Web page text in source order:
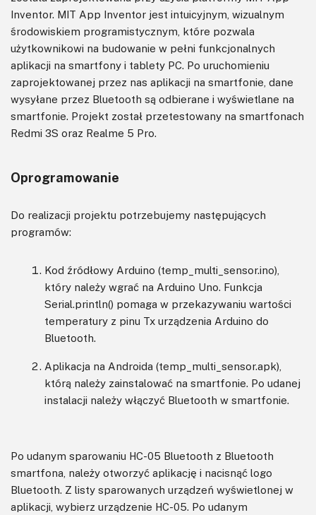
Inventor. MIT App Inventor jest intuicyjnym, wizualnym
środowiskiem programistycznym, które pozwala
użytkownikowi na budowanie w pełni funkcjonalnych
aplikacji na smartfony i tablety PC. Po uruchomieniu
zaprojektowanej przez nas aplikacji na smartfonie, dane
wysyłane przez Bluetooth są odbierane i wyświetlane na
smartfonie. Projekt został przetestowany na smartfonach
Redmi 3S oraz Realme 5 Pro.
Oprogramowanie
Do realizacji projektu potrzebujemy następujących
programów:
Kod źródłowy Arduino (temp_multi_sensor.ino),
który należy wgrać na Arduino Uno. Funkcja
Serial.println() pomaga w przekazywaniu wartości
temperatury z pinu Tx urządzenia Arduino do
Bluetooth.
Aplikacja na Androida (temp_multi_sensor.apk),
którą należy zainstalować na smartfonie. Po udanej
instalacji należy włączyć Bluetooth w smartfonie.
Po udanym sparowaniu HC-05 Bluetooth z Bluetooth
smartfona, należy otworzyć aplikację i nacisnąć logo
Bluetooth. Z listy sparowanych urządzeń wyświetlonej w
aplikacji, wybierz urządzenie HC-05. Po udanym